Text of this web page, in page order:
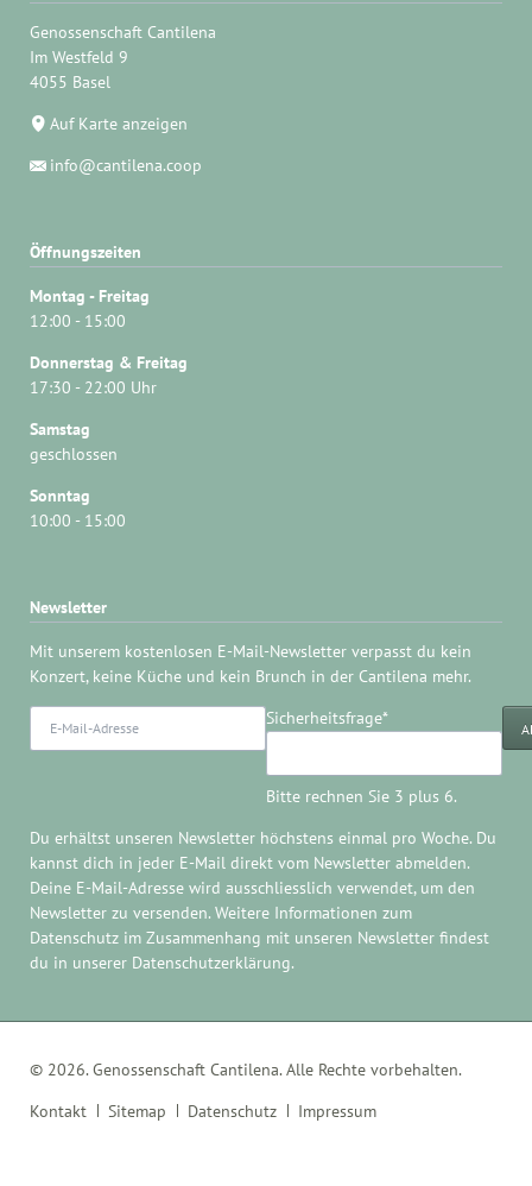
Genossenschaft Cantilena
Im Westfeld 9
4055 Basel
Auf Karte anzeigen
info@cantilena.coop
Öffnungszeiten
Montag - Freitag
12:00 - 15:00
Donnerstag & Freitag
17:30 - 22:00 Uhr
Samstag
geschlossen
Sonntag
10:00 - 15:00
Newsletter
Mit unserem kostenlosen E-Mail-Newsletter verpasst du kein
Konzert, keine Küche und kein Brunch in der Cantilena mehr.
Pflichtfeld
Sicherheitsfrage*
Bitte rechnen Sie 3 plus 6.
Du erhältst unseren Newsletter höchstens einmal pro Woche. Du
kannst dich in jeder E-Mail direkt vom Newsletter abmelden.
Deine E-Mail-Adresse wird ausschliesslich verwendet, um den
Newsletter zu versenden. Weitere Informationen zum
Datenschutz im Zusammenhang mit unseren Newsletter findest
du in unserer Datenschutzerklärung.
© 2026. Genossenschaft Cantilena. Alle Rechte vorbehalten.
Navigation
Kontakt Sitemap Datenschutz Impressum